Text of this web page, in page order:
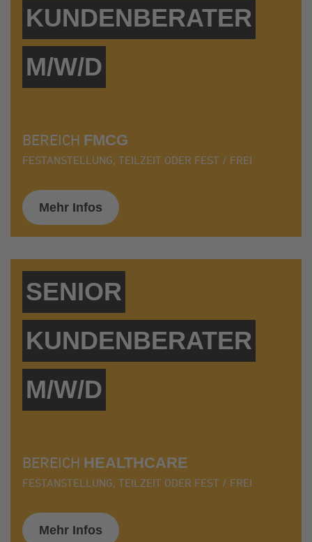
KUNDENBERATER
M/W/D
BEREICH FMCG
FESTANSTELLUNG, TEILZEIT ODER FEST / FREI
Mehr Infos
SENIOR
KUNDENBERATER
M/W/D
BEREICH HEALTHCARE
FESTANSTELLUNG, TEILZEIT ODER FEST / FREI
Mehr Infos